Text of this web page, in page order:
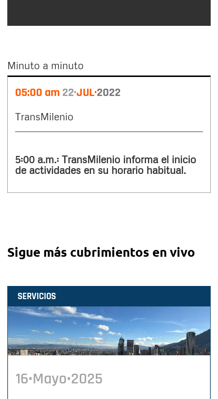
Minuto a minuto
05:00 am 22 JUL 2022
TransMilenio
5:00 a.m.: TransMilenio informa el inicio
de actividades en su horario habitual.
Sigue más cubrimientos en vivo
SERVICIOS
16•Mayo•2025